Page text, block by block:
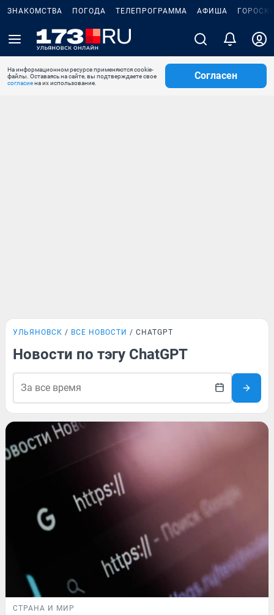
ЗНАКОМСТВА ПОГОДА ТЕЛЕПРОГРАММА АФИША
На информационном ресурсе применяются cookie-
файлы. Оставаясь на сайте, вы подтверждаете свое
согласиена их использование.
Согласен
УЛЬЯНОВСК ВСЕ НОВОСТИ CHATGPT
Новости по тэгу ChatGPT
СТРАНА И МИР